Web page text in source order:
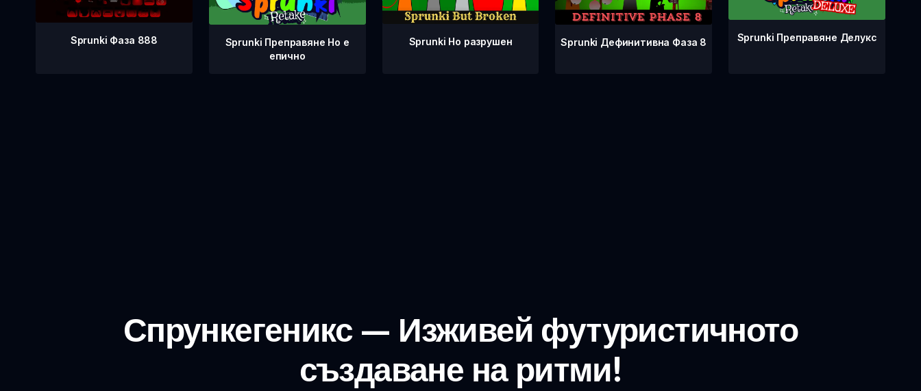
Sprunki Фаза 888
Sprunki Преправяне Но е
епично
Sprunki Но разрушен Sprunki Дефинитивна Фаза 8 Sprunki Преправяне Делукс
Спрункегеникс – Изживей футуристичното
създаване на ритми!